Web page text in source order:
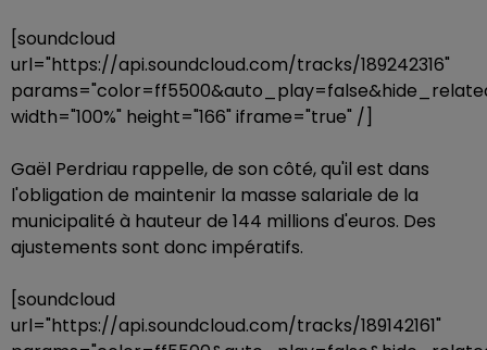
[soundcloud
url="https://api.soundcloud.com/tracks/189242316"
width="100%" height="166" iframe="true" /]
Gaël Perdriau rappelle, de son côté, qu'il est dans
l'obligation de maintenir la masse salariale de la
municipalité à hauteur de 144 millions d'euros. Des
ajustements sont donc impératifs.
[soundcloud
url="https://api.soundcloud.com/tracks/189142161"